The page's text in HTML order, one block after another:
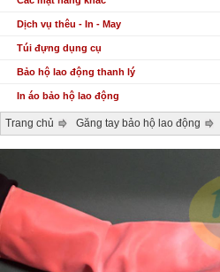
Dịch vụ thêu - In - May
Túi đựng dụng cụ
Bảo hộ lao động thanh lý
In áo bảo hộ lao động
Trang chủ Găng tay bảo hộ lao động